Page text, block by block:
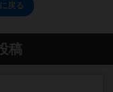
戻る
稿